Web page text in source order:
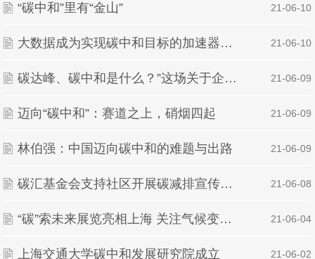
“碳中和”里有“金山” | 21-06-10
大数据成为实现碳中和目标的加速器，碳中和大数据研究院勇担历史 | 21-06-10
碳达峰、碳中和是什么？”这场关于企业环保的新闻发布会在高新区举行 | 21-06-09
迈向“碳中和”：赛道之上，硝烟四起 | 21-06-09
林伯强：中国迈向碳中和的难题与出路 | 21-06-09
碳汇基金会支持社区开展碳减排宣传活动 | 21-06-08
“碳”索未来展览亮相上海 关注气候变化和碳中和 | 21-06-04
上海交通大学碳中和发展研究院成立 | 21-06-02